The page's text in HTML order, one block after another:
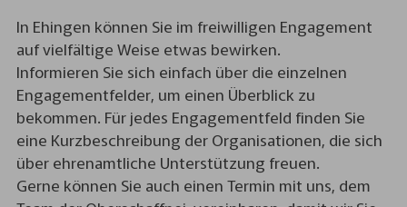
In Ehingen können Sie im freiwilligen Engagement
auf vielfältige Weise etwas bewirken.
Informieren Sie sich einfach über die einzelnen
Engagementfelder, um einen Überblick zu
bekommen. Für jedes Engagementfeld finden Sie
eine Kurzbeschreibung der Organisationen, die sich
über ehrenamtliche Unterstützung freuen.
Gerne können Sie auch einen Termin mit uns, dem